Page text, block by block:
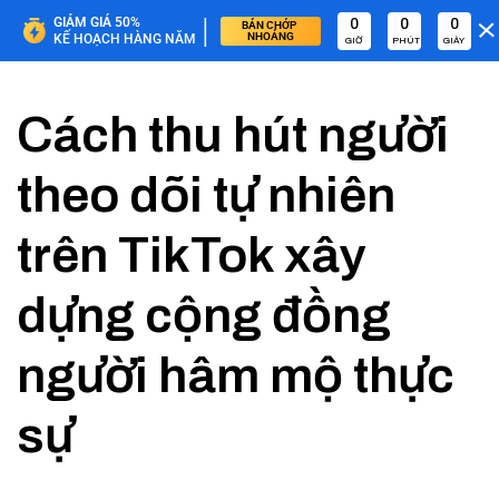
GIẢM GIÁ 50%
KẾ HOẠCH HÀNG NĂM |
BÁN CHỚP
NHOÁNG
0
GIỜ
0
PHÚT
0
GIÂY
Cách thu hút người
theo dõi tự nhiên
trên TikTok xây
dựng cộng đồng
người hâm mộ thực
sự